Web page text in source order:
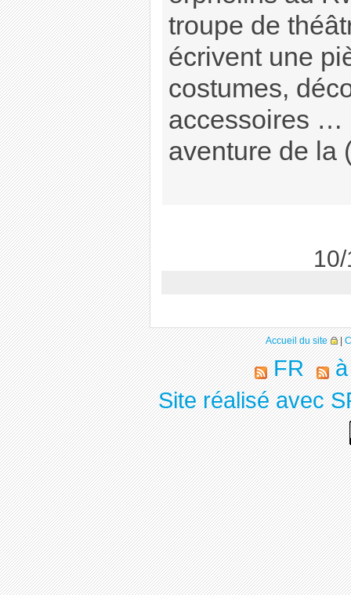
troupe de
écrivent une
costumes,
accessoires …
aventure de la
Accueil du site |
FR
à
Site réalisé avec